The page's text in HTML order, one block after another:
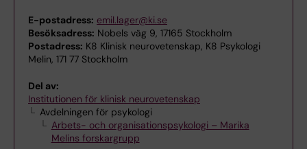
E-postadress: emil.lager@ki.se
Besöksadress: Nobels väg 9, 17165 Stockholm
Postadress: K8 Klinisk neurovetenskap, K8 Psykologi
Melin, 171 77 Stockholm
Del av:
Institutionen för klinisk neurovetenskap
Avdelningen för psykologi
Arbets- och organisationspsykologi – Marika
Melins forskargrupp